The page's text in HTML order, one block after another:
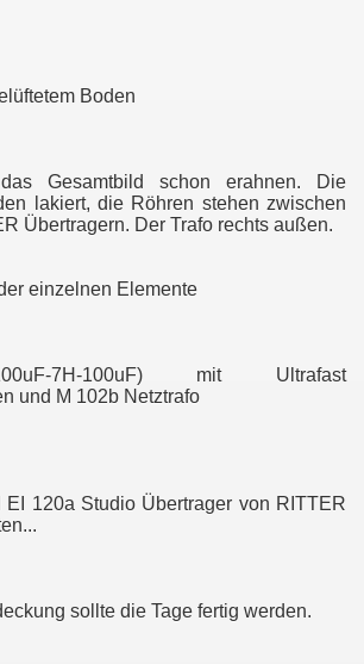
Boden
Gesamtbild schon erahnen. Die
lakiert, die Röhren stehen zwischen
Übertragern. Der Trafo rechts außen.
einzelnen Elemente
7H-100uF) mit Ultrafast
und M 102b Netztrafo
120a Studio Übertrager von RITTER
sollte die Tage fertig werden.